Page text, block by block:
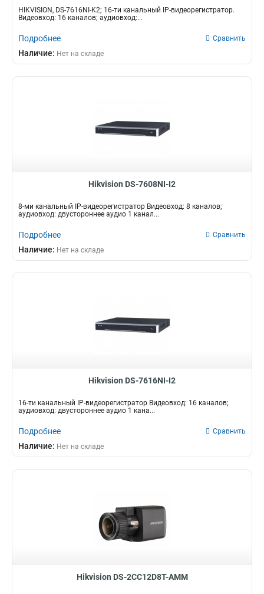
HIKVISION, DS-7616NI-K2; 16-ти канальный IP-видеорегистратор.
Видеовход: 16 каналов; аудиовход:...
Подробнее Сравнить
Наличие: Нет на складе
Hikvision DS-7608NI-I2
8-ми канальный IP-видеорегистратор Видеовход: 8 каналов;
аудиовход: двустороннее аудио 1 канал...
Подробнее Сравнить
Наличие: Нет на складе
Hikvision DS-7616NI-I2
16-ти канальный IP-видеорегистратор Видеовход: 16 каналов;
аудиовход: двустороннее аудио 1 кана...
Подробнее Сравнить
Наличие: Нет на складе
Hikvision DS-2CC12D8T-AMM